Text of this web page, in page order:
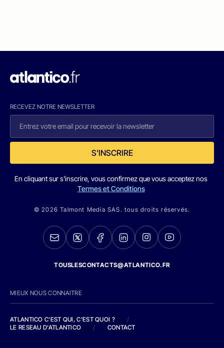
RECEVEZ NOTRE NEWSLETTER
S'INSCRIRE
En cliquant sur s'inscrire, vous confirmez que vous acceptez nos
Termes et Conditions
© 2026 Talmont Media SAS. tous droits réservés.
TOUSLESCONTACTS@ATLANTICO.FR
MIEUX NOUS CONNAITRE
ATLANTICO C'EST QUI, C'EST QUOI ?
/
LE RESEAU D'ATLANTICO
/ CONTACT